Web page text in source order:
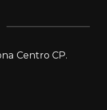
Centro CP.